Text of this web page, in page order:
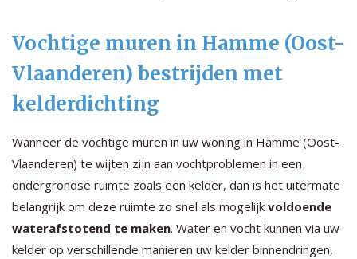
Vochtige muren in Hamme (Oost-
Vlaanderen) bestrijden met
kelderdichting
Wanneer de vochtige muren in uw woning in Hamme (Oost-
Vlaanderen) te wijten zijn aan vochtproblemen in een
ondergrondse ruimte zoals een kelder, dan is het uitermate
belangrijk om deze ruimte zo snel als mogelijk voldoende
waterafstotend te maken. Water en vocht kunnen via uw
kelder op verschillende manieren uw kelder binnendringen,